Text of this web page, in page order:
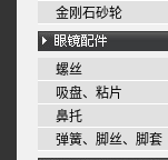
金刚石砂轮
螺丝
吸盘、粘片
鼻托
弹簧、脚丝、脚套